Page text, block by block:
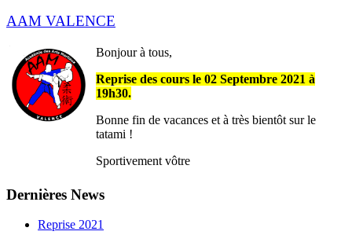
AAM VALENCE
Bonjour à tous,
Reprise des cours le 02 Septembre 2021 à
19h30.
Bonne fin de vacances et à très bientôt sur le
tatami !
Sportivement vôtre
Dernières News
Reprise 2021